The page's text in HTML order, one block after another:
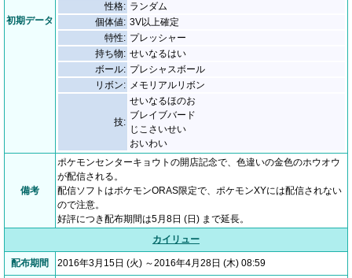
初期データ
性格: ランダム
個体値: 3V以上確定
特性: プレッシャー
持ち物: せいなるはい
ボール: プレシャスボール
リボン: メモリアルリボン
技:
せいなるほのお
ブレイブバード
じこさいせい
おいわい
備考
ポケモンセンターキョウトの開店記念で、色違いの金色のホウオウ
が配信される。
配信ソフトはポケモンORAS限定で、ポケモンXYには配信されない
ので注意。
好評につき配布期間は5月8日 (日) まで延長。
カイリュー
配布期間 2016年3月15日 (火) ～2016年4月28日 (木) 08:59